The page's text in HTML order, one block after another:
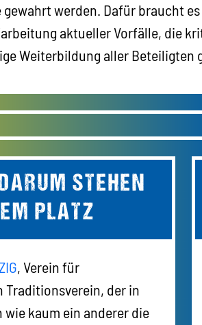
werden. Dafür braucht
aktueller Vorfälle, die
Weiterbildung aller Beteiligten
STEHEN
PLATZ
, Verein für
Traditionsverein, der in
kaum ein anderer die